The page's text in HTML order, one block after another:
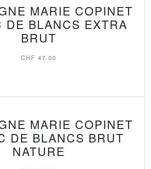
MARIE COPINET
DE BLANCS EXTRA
BRUT
CHF 47.00
MARIE COPINET
DE BLANCS BRUT
NATURE